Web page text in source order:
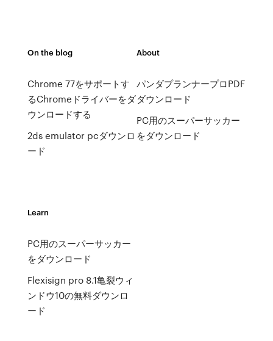
On the blog
Chrome 77をサポートす
るChromeドライバーをダ
ウンロードする
2ds emulator pcダウンロ
ード
About
パンダプランナープロPDF
ダウンロード
PC用のスーパーサッカー
をダウンロード
Learn
PC用のスーパーサッカー
をダウンロード
Flexisign pro 8.1亀裂ウィ
ンドウ10の無料ダウンロ
ード